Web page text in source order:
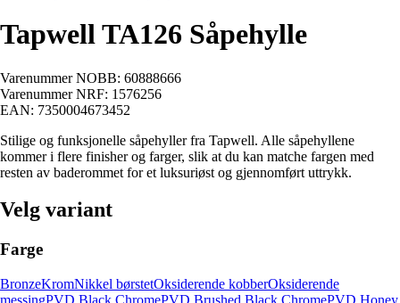
Tapwell TA126 Såpehylle
Varenummer NOBB: 60888666
Varenummer NRF: 1576256
EAN: 7350004673452
Stilige og funksjonelle såpehyller fra Tapwell. Alle såpehyllene
kommer i flere finisher og farger, slik at du kan matche fargen med
resten av baderommet for et luksuriøst og gjennomført uttrykk.
Velg variant
Farge
BronzeKromNikkel børstetOksiderende kobberOksiderende
messingPVD Black ChromePVD Brushed Black ChromePVD Honey